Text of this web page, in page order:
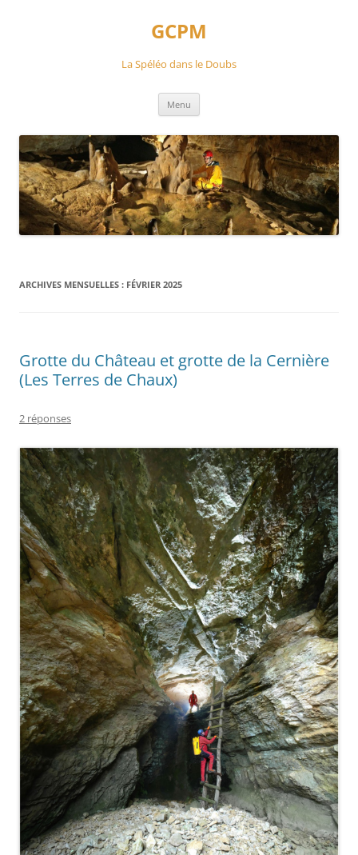
GCPM
La Spéléo dans le Doubs
Menu
ARCHIVES MENSUELLES : FÉVRIER 2025
Grotte du Château et grotte de la Cernière
(Les Terres de Chaux)
2 réponses